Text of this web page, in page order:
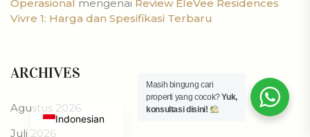
Operasional mengenai Review EleVee Residences
Vivre 1: Harga dan Spesifikasi Terbaru
ARCHIVES
Agustus 2026
Juli 2026
Masih bingung cari
properti yang cocok?Yuk,
konsultasi disini!
Indonesian